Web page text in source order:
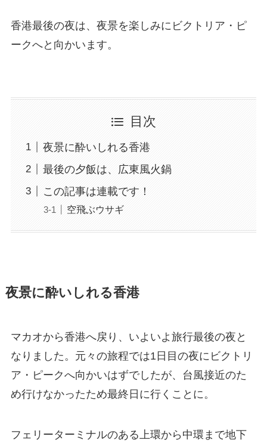
香港最後の夜は、夜景を楽しみにビクトリア・ピ
ークへと向かいます。
目次
夜景に酔いしれる香港
最後の夕飯は、広東風火鍋
この記事は連載です！
空飛ぶウサギ
夜景に酔いしれる香港
マカオから香港へ戻り、いよいよ旅行最後の夜と
なりました。元々の旅程では1日目の夜にビクトリ
ア・ピークへ向かいはずでしたが、台風接近のた
め行けなかったため最終日に行くことに。
フェリーターミナルのある上環から中環まで地下